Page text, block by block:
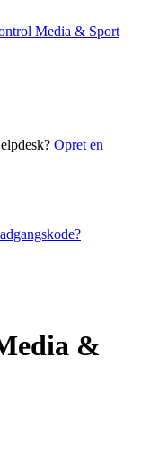
Media & Sport
Opret en
&